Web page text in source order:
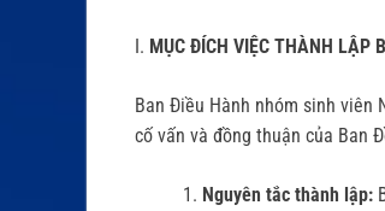
I. MỤC ĐÍCH VIỆC THÀNH LẬP
Ban Điều Hành nhóm sinh viên
cố vấn và đồng thuận của Ban
Nguyên tắc thành lập: